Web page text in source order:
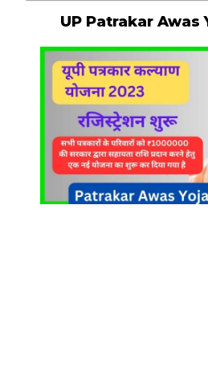
UP Patrakar Awas